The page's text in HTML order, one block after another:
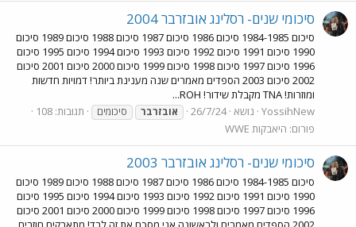
סיכומי שנים- רסלינג אובזרבר 2004
סיכום 1984-1985 סיכום 1986 סיכום 1987 סיכום 1988 סיכום 1989 סיכום
1990 סיכום 1991 סיכום 1992 סיכום 1993 סיכום 1994 סיכום 1995 סיכום
1996 סיכום 1997 סיכום 1998 סיכום 1999 סיכום 2000 סיכום 2001 סיכום
2002 סיכום 2003 הספדים מאמרים שנה מענינת ביותר! דמויות חדשות
ומוזרות! TNA מקבלת שידור! ROH...
YossihNew נושא 26/7/24 אובזרבר סיכומים
תגובות: 108
פורום: היאבקות WWE
סיכומי שנים- רסלינג אובזרבר 2003
סיכום 1984-1985 סיכום 1986 סיכום 1987 סיכום 1988 סיכום 1989 סיכום
1990 סיכום 1991 סיכום 1992 סיכום 1993 סיכום 1994 סיכום 1995 סיכום
1996 סיכום 1997 סיכום 1998 סיכום 1999 סיכום 2000 סיכום 2001 סיכום